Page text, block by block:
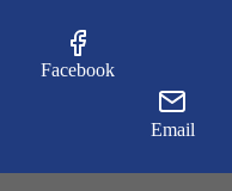
Facebook
Email